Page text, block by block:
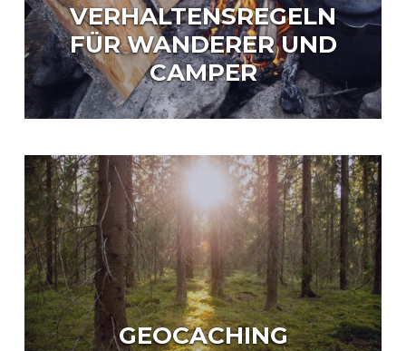
VERHALTENSREGELN
FÜR WANDERER UND
CAMPER
GEOCACHING